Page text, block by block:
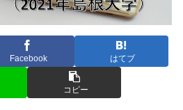
Facebook はてブ
コピー